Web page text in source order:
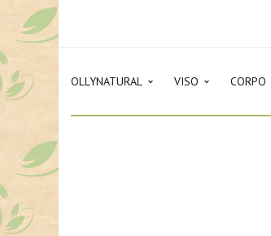
OLLYNATURAL VISO CORPO